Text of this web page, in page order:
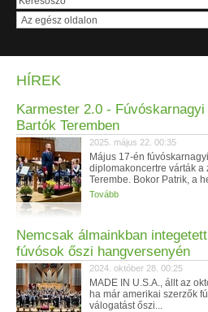
HÍREK
Karmester 2.0 -
Bartók Teremben
2025. május 22. 00:35
Május 17-én
diplomakoncertre várták a
Terembe. Bokor Patrik, a
Tovább
Nemcsak álmainkban
fúvósok őszi hangversenyén
2024. október 28. 00:25
MADE IN U.S.A., állt az
ha már amerikai szerzők
válogatást őszi...